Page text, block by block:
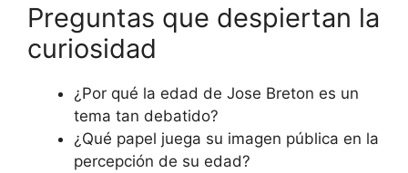
Preguntas que despiertan la
curiosidad
¿Por qué la edad de Jose Breton es un
tema tan debatido?
¿Qué papel juega su imagen pública en la
percepción de su edad?